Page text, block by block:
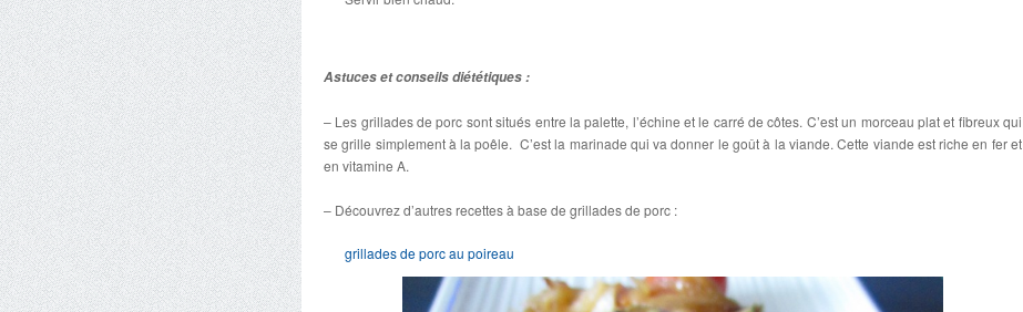
Astuces et conseils diététiques :
– Les grillades de porc sont situés entre la palette, l’échine et le carré de côtes. C’est un morceau plat et fibreux qui
se grille simplement à la poêle. C’est la marinade qui va donner le goût à la viande. Cette viande est riche en fer et
en vitamine A.
– Découvrez d’autres recettes à base de grillades de porc :
grillades de porc au poireau